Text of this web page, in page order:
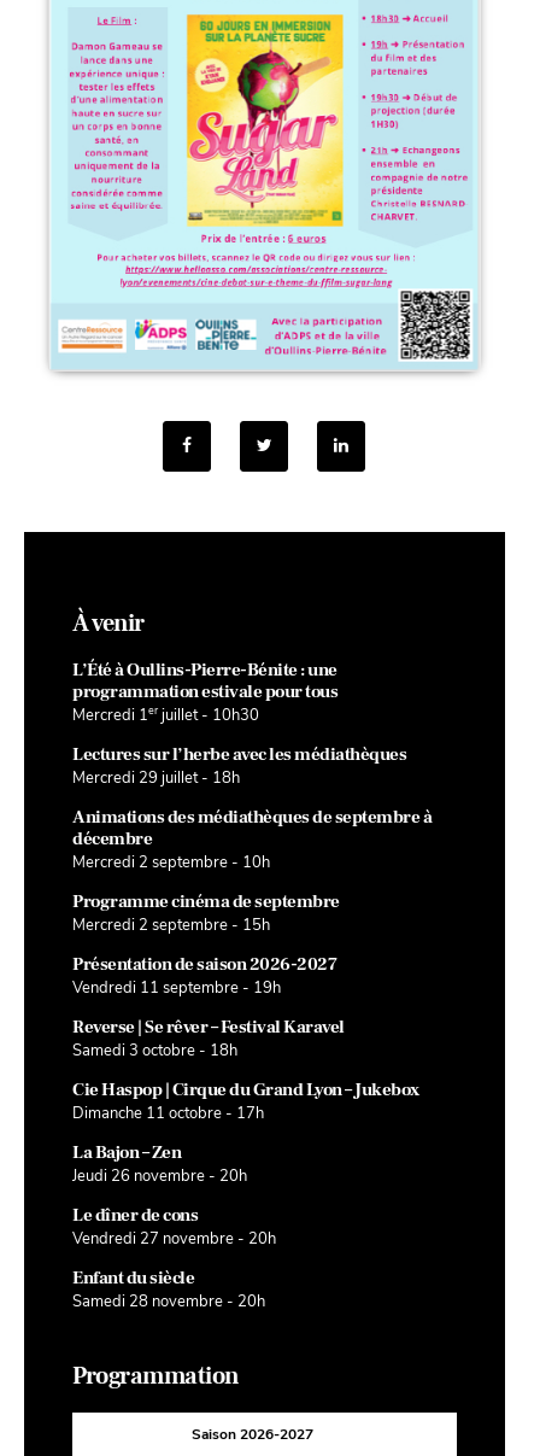
À venir
L’Été à Oullins-Pierre-Bénite : une
programmation estivale pour tous
Mercredi 1er juillet - 10h30
Lectures sur l’herbe avec les médiathèques
Mercredi 29 juillet - 18h
Animations des médiathèques de septembre à
décembre
Mercredi 2 septembre - 10h
Programme cinéma de septembre
Mercredi 2 septembre - 15h
Présentation de saison 2026-2027
Vendredi 11 septembre - 19h
Reverse | Se rêver – Festival Karavel
Samedi 3 octobre - 18h
Cie Haspop | Cirque du Grand Lyon – Jukebox
Dimanche 11 octobre - 17h
La Bajon – Zen
Jeudi 26 novembre - 20h
Le dîner de cons
Vendredi 27 novembre - 20h
Enfant du siècle
Samedi 28 novembre - 20h
Programmation
Saison 2026-2027